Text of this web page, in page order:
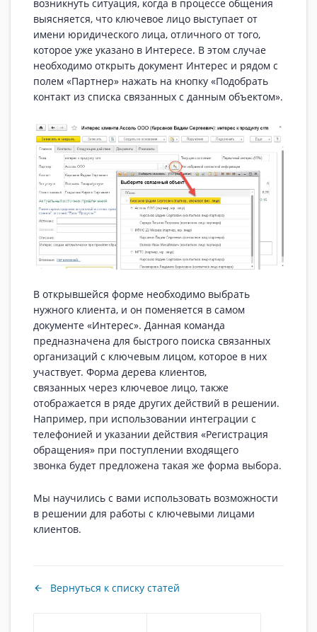
возникнуть ситуация, когда в процессе общения
выясняется, что ключевое лицо выступает от
имени юридического лица, отличного от того,
которое уже указано в Интересе. В этом случае
необходимо открыть документ Интерес и рядом с
полем «Партнер» нажать на кнопку «Подобрать
контакт из списка связанных с данным объектом».
В открывшейся форме необходимо выбрать
нужного клиента, и он поменяется в самом
документе «Интерес». Данная команда
предназначена для быстрого поиска связанных
организаций с ключевым лицом, которое в них
участвует. Форма дерева клиентов,
связанных через ключевое лицо, также
отображается в ряде других действий в решении.
Например, при использовании интеграции с
телефонией и указании действия «Регистрация
обращения» при поступлении входящего
звонка будет предложена такая же форма выбора.
Мы научились с вами использовать возможности
в решении для работы с ключевыми лицами
клиентов.
Вернуться к списку статей